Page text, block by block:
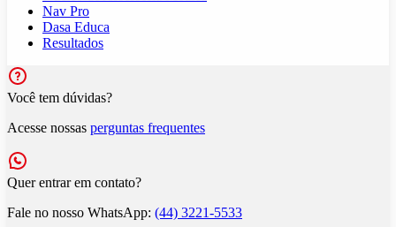
Nav Pro
Dasa Educa
Resultados
Você tem dúvidas?
Acesse nossas perguntas frequentes
Quer entrar em contato?
Fale no nosso WhatsApp: (44) 3221-5533